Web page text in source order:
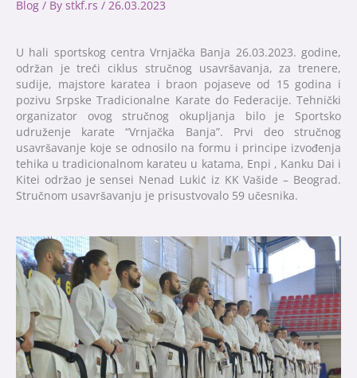
Blog / By stkf.rs / 26.03.2023
U hali sportskog centra Vrnjačka Banja 26.03.2023. godine,
održan je treći ciklus stručnog usavršavanja, za trenere,
sudije, majstore karatea i braon pojaseve od 15 godina i
pozivu Srpske Tradicionalne Karate do Federacije. Tehnički
organizator ovog stručnog okupljanja bilo je Sportsko
udruženje karate “Vrnjačka Banja”. Prvi deo stručnog
usavršavanje koje se odnosilo na formu i principe izvođenja
tehika u tradicionalnom karateu u katama, Enpi , Kanku Dai i
Kitei održao je sensei Nenad Lukić iz KK Vašide – Beograd.
Stručnom usavršavanju je prisustvovalo 59 učesnika.